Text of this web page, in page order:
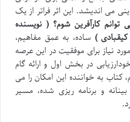
می اندیشد. این اثر فراتر از یک
کارآفرین شوم؟ ( نویسنده
) ساده، به عمق مفاهیم،
نیاز برای موفقیت در این عرصه
در بخش اول و ارائه گام
به خواننده این امکان را می
و برنامه ریزی شده، مسیر